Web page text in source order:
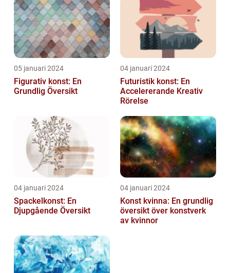
05 januari 2024
Figurativ konst: En
Grundlig Översikt
04 januari 2024
Futuristik konst: En
Accelererande Kreativ
Rörelse
04 januari 2024
Spackelkonst: En
Djupgående Översikt
04 januari 2024
Konst kvinna: En grundlig
översikt över konstverk
av kvinnor